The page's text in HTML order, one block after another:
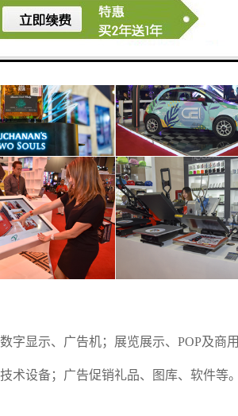
国家之一。
字显示、 广告机；展览展示、 POP及商
术设备；广告促销礼品、图库、软件等。